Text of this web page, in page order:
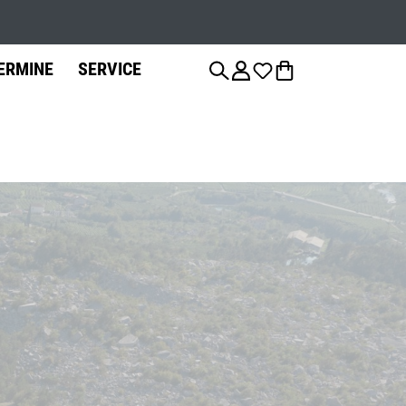
Sattelstützen
Bremsen
SERVICE
Montage